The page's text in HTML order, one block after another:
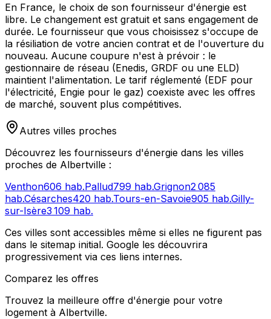
En France, le choix de son fournisseur d'énergie est
libre. Le changement est gratuit et sans engagement de
durée. Le fournisseur que vous choisissez s'occupe de
la résiliation de votre ancien contrat et de l'ouverture du
nouveau. Aucune coupure n'est à prévoir : le
gestionnaire de réseau (Enedis, GRDF ou une ELD)
maintient l'alimentation. Le tarif réglementé (EDF pour
l'électricité, Engie pour le gaz) coexiste avec les offres
de marché, souvent plus compétitives.
Autres villes proches
Découvrez les fournisseurs d'énergie dans les villes
proches de Albertville :
Venthon606 hab.Pallud799 hab.Grignon2 085
hab.Césarches420 hab.Tours-en-Savoie905 hab.Gilly-
sur-Isère3 109 hab.
Ces villes sont accessibles même si elles ne figurent pas
dans le sitemap initial. Google les découvrira
progressivement via ces liens internes.
Comparez les offres
Trouvez la meilleure offre d'énergie pour votre
logement à Albertville.